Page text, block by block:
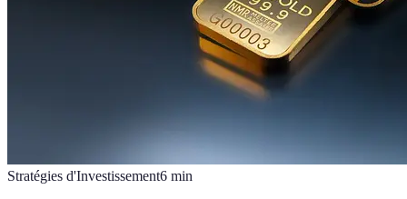
Stratégies d'Investissement6 min